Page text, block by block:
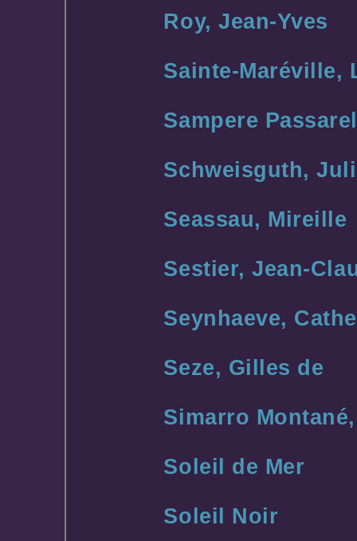
Roy, Jean-Yves
Sainte-Maréville,
Sampere
Schweisguth,
Seassau, Mireille
Sestier, Jean-
Seynhaeve,
Seze, Gilles de
Simarro
Soleil de Mer
Soleil Noir